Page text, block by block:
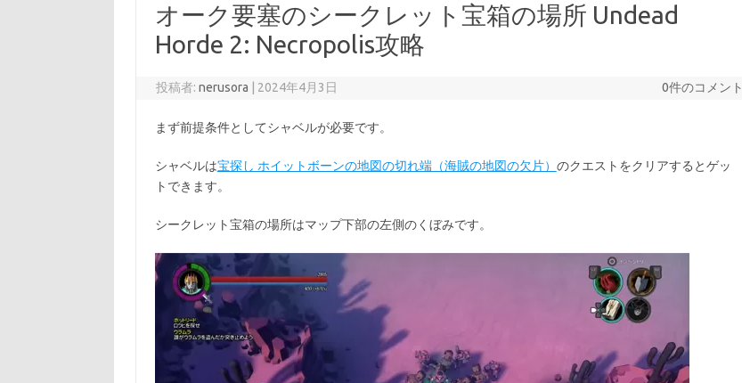
オーク要塞のシークレット宝箱の場所 Undead
Horde 2: Necropolis攻略
投稿者:nerusora 2024年4月3日 0件のコメント
まず前提条件としてシャベルが必要です。
シャベルは宝探し ホイットボーンの地図の切れ端（海賊の地図の欠片） のクエストをクリアするとゲッ
トできます。
シークレット宝箱の場所はマップ下部の左側のくぼみです。